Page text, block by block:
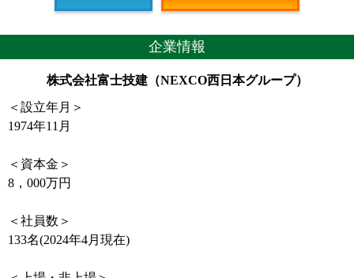
企業情報
株式会社富士技建（NEXCO西日本グループ）
＜設立年月＞
1974年11月
＜資本金＞
8，000万円
＜社員数＞
133名(2024年4月現在)